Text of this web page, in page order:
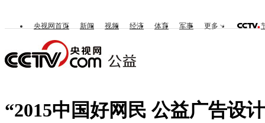
央视网首页 新闻 视频 经济 体育 军事 更多
“2015中国好网民 公益广告设